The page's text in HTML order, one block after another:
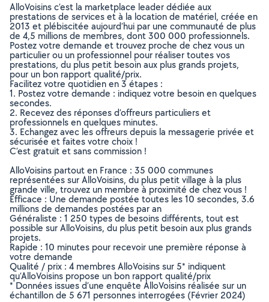
AlloVoisins c’est la marketplace leader dédiée aux
prestations de services et à la location de matériel, créée en
2013 et plébiscitée aujourd’hui par une communauté de plus
de 4,5 millions de membres, dont 300 000 professionnels.
Postez votre demande et trouvez proche de chez vous un
particulier ou un professionnel pour réaliser toutes vos
prestations, du plus petit besoin aux plus grands projets,
pour un bon rapport qualité/prix.
Facilitez votre quotidien en 3 étapes :
1. Postez votre demande : indiquez votre besoin en quelques
secondes.
2. Recevez des réponses d’offreurs particuliers et
professionnels en quelques minutes.
3. Echangez avec les offreurs depuis la messagerie privée et
sécurisée et faites votre choix !
C’est gratuit et sans commission !
AlloVoisins partout en France : 35 000 communes
représentées sur AlloVoisins, du plus petit village à la plus
grande ville, trouvez un membre à proximité de chez vous !
Efficace : Une demande postée toutes les 10 secondes, 3.6
millions de demandes postées par an
Généraliste : 1 250 types de besoins différents, tout est
possible sur AlloVoisins, du plus petit besoin aux plus grands
projets.
Rapide : 10 minutes pour recevoir une première réponse à
votre demande
Qualité / prix : 4 membres AlloVoisins sur 5* indiquent
qu’AlloVoisins propose un bon rapport qualité/prix
* Données issues d’une enquête AlloVoisins réalisée sur un
échantillon de 5 671 personnes interrogées (Février 2024)